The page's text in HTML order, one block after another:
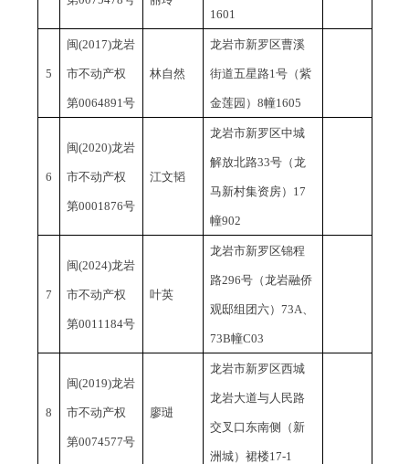
1601
5
闽(2017)龙岩
市不动产权
第0064891号
林自然
龙岩市新罗区曹溪
街道五星路1号（紫
金莲园）8幢1605
6
闽(2020)龙岩
市不动产权
第0001876号
江文韬
龙岩市新罗区中城
解放北路33号（龙
马新村集资房）17
幢902
7
闽(2024)龙岩
市不动产权
第0011184号
叶英
龙岩市新罗区锦程
路296号（龙岩融侨
观邸组团六）73A、
73B幢C03
8
闽(2019)龙岩
市不动产权
第0074577号
廖琎
龙岩市新罗区西城
龙岩大道与人民路
交叉口东南侧（新
洲城）裙楼17-1